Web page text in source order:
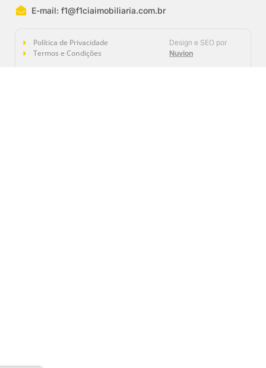
E-mail:f1@f1ciaimobiliaria.com.br
Política de Privacidade
Termos e Condições
Design e SEO por
Nuvion